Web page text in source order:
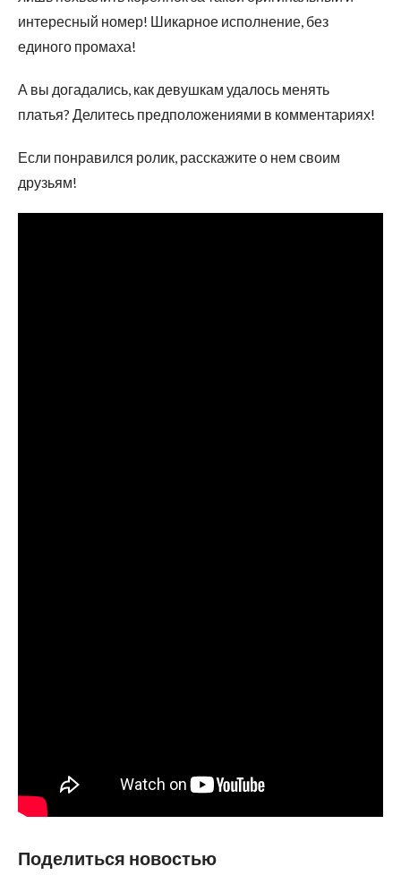
интересный номер! Шикарное исполнение, без
единого промаха!
А вы догадались, как девушкам удалось менять
платья? Делитесь предположениями в комментариях!
Если понравился ролик, расскажите о нем своим
друзьям!
Поделиться новостью